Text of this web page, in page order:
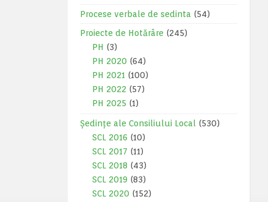
Procese verbale de sedinta (54)
Proiecte de Hotărâre (245)
PH (3)
PH 2020 (64)
PH 2021 (100)
PH 2022 (57)
PH 2025 (1)
Ședințe ale Consiliului Local
(530)
SCL 2016 (10)
SCL 2017 (11)
SCL 2018 (43)
SCL 2019 (83)
SCL 2020 (152)